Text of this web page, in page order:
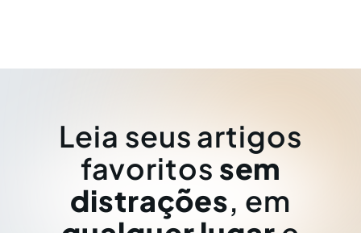
Leia seus artigos
favoritos sem
distrações, em